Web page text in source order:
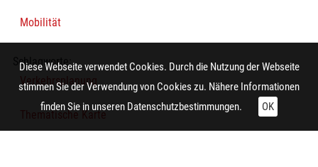
Mobilität
Schlagworte:
Verkehrsplanung
Thematische Karte
Diese Webseite verwendet Cookies. Durch die Nutzung der Webseite
stimmen Sie der Verwendung von Cookies zu. Nähere Informationen
finden Sie in unseren Datenschutzbestimmungen. OK